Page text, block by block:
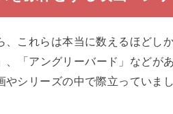
、これらは本当に数えるほどし
、「アングリーバード」など
やシリーズの中で際立っていま